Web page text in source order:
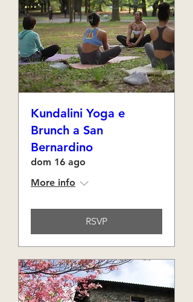
Kundalini Yoga e
Brunch a San
Bernardino
dom 16 ago
More info
RSVP